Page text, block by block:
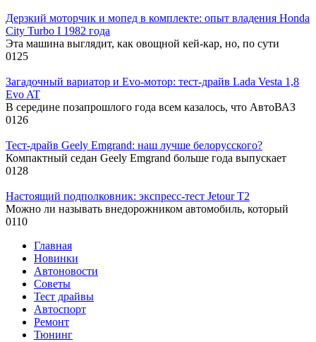
Дерзкий моторчик и мопед в комплекте: опыт владения Honda
City Turbo I 1982 года
Эта машина выглядит, как овощной кей-кар, но, по сути
0125
Загадочный вариатор и Evo-мотор: тест-драйв Lada Vesta 1,8
Evo AT
В середине позапрошлого года всем казалось, что АвтоВАЗ
0126
Тест-драйв Geely Emgrand: наш лучше белорусского?
Компактный седан Geely Emgrand больше года выпускает
0128
Настоящий подполковник: экспресс-тест Jetour T2
Можно ли называть внедорожником автомобиль, который
0110
Главная
Новинки
Автоновости
Советы
Тест драйвы
Автоспорт
Ремонт
Тюнинг